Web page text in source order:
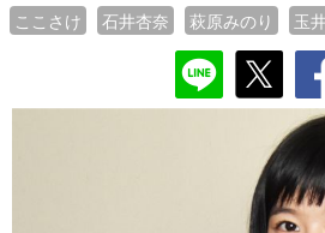
ここさけ
石井杏奈 萩原みのり 玉